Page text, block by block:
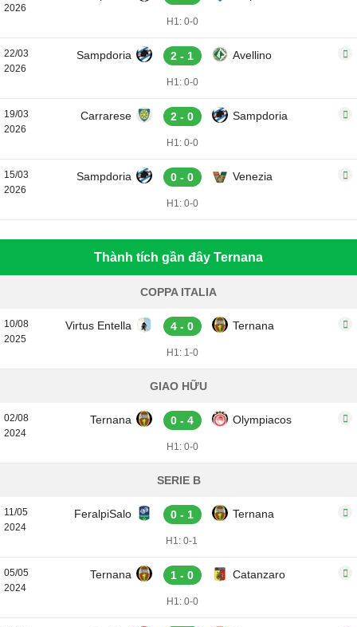
2026
H1: 0-0
22/03
2026
Sampdoria 2 - 1 Avellino
H1: 0-0
19/03
2026
Carrarese 2 - 0 Sampdoria
H1: 0-0
15/03
2026
Sampdoria 0 - 0 Venezia
H1: 0-0
Thành tích gần đây Ternana
COPPA ITALIA
10/08
2025
Virtus Entella 4 - 0 Ternana
H1: 1-0
GIAO HỮU
02/08
2024
Ternana 0 - 4 Olympiacos
H1: 0-0
SERIE B
11/05
2024
FeralpiSalo 0 - 1 Ternana
H1: 0-1
05/05
2024
Ternana 1 - 0 Catanzaro
H1: 0-0